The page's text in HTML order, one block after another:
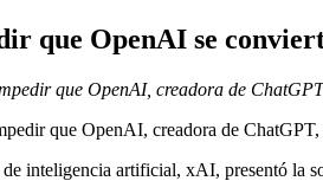
que OpenAI se
que OpenAI, creadora de
que OpenAI, creadora de
inteligencia artificial, xAI, presentó la